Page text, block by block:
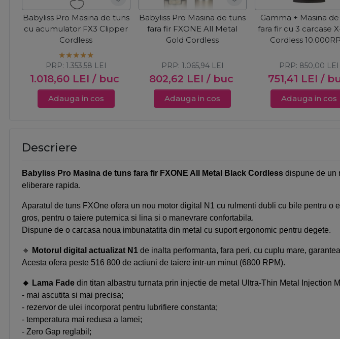
Babyliss Pro Masina de tuns
cu acumulator FX3 Clipper
Cordless
1.018,60 LEI / buc
PRP: 1.353,58 LEI
Adauga in cos
Babyliss Pro Masina de tuns
fara fir FXONE All Metal
Gold Cordless
802,62 LEI / buc
PRP: 1.065,94 LEI
Adauga in cos
Gamma + Masina
fara fir cu 3 carcase
Cordless
751,41 LEI /
PRP: 850,00 LEI
Adauga in cos
Descriere
Babyliss Pro Masina de tuns fara fir FXONE All Metal Black Cordless dispune de un
eliberare rapida.
Aparatul de tuns FXOne ofera un nou motor digital N1 cu rulmenti dubli cu bile pentru
gros, pentru o taiere puternica si lina si o manevrare confortabila.
Dispune de o carcasa noua imbunatatita din metal cu suport ergonomic pentru degete.
🔸 Motorul digital actualizat N1 de inalta performanta, fara peri, cu cuplu mare,
Acesta ofera peste 516 800 de actiuni de taiere intr-un minut (6800 RPM).
🔸 Lama Fade din titan albastru turnata prin injectie de metal Ultra-Thin Metal Injection
- mai ascutita si mai precisa;
- rezervor de ulei incorporat pentru lubrifiere constanta;
- temperatura mai redusa a lamei;
- Zero Gap reglabil;